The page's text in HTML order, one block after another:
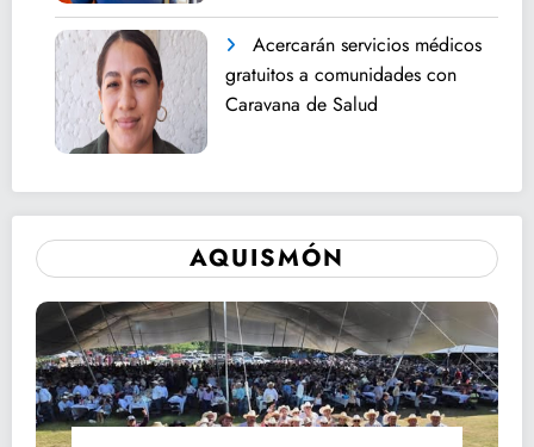
Acercarán servicios médicos
gratuitos a comunidades con
Caravana de Salud
AQUISMÓN